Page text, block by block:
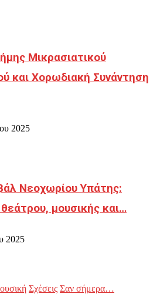
Μικρασιατικού
και Χορωδιακή Συνάντηση
2025
Νεοχωρίου Υπάτης:
μουσικής και…
2025
Σχέσεις Σαν σήμερα…